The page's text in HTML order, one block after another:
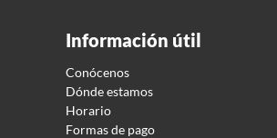
Información útil
Conócenos
Dónde estamos
Horario
Formas de pago